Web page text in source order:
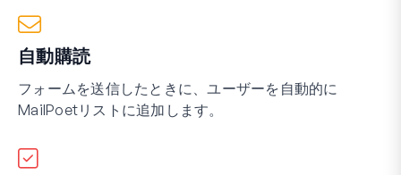
自動購読
フォームを送信したときに、ユーザーを自動的に
MailPoetリストに追加します。